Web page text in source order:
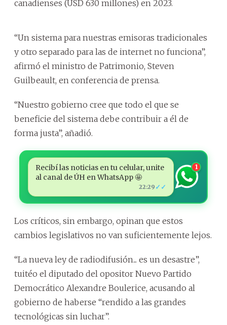
canadienses (USD 630 millones) en 2023.
“Un sistema para nuestras emisoras tradicionales
y otro separado para las de internet no funciona”,
afirmó el ministro de Patrimonio, Steven
Guilbeault, en conferencia de prensa.
“Nuestro gobierno cree que todo el que se
beneficie del sistema debe contribuir a él de
forma justa”, añadió.
Recibí las noticias en tu celular, unite
al canal de ÚH en WhatsApp 🤩
22:29 ✓✓
1
Los críticos, sin embargo, opinan que estos
cambios legislativos no van suficientemente lejos.
“La nueva ley de radiodifusión... es un desastre”,
tuitéo el diputado del opositor Nuevo Partido
Democrático Alexandre Boulerice, acusando al
gobierno de haberse “rendido a las grandes
tecnológicas sin luchar”.